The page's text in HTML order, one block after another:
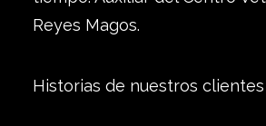
Reyes Magos.
Historias de nuestros clientes